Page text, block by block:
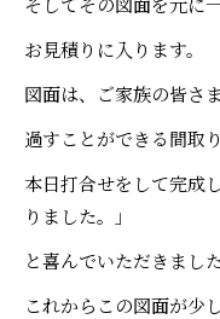
お見積りに入ります。
図面は、ご家族の皆さ
過すことができる間取
本日打合せをして完成
りました。」
と喜んでいただきました
これからこの図面が少